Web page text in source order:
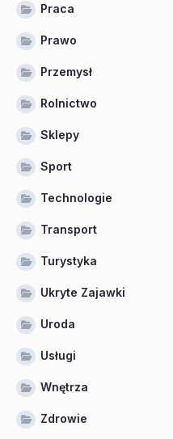
Praca
Prawo
Przemysł
Rolnictwo
Sklepy
Sport
Technologie
Transport
Turystyka
Ukryte Zajawki
Uroda
Usługi
Wnętrza
Zdrowie